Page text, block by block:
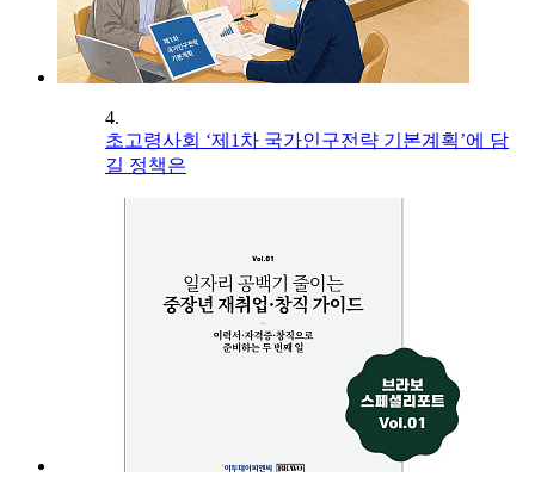
4.
초고령사회 ‘제1차 국가인구전략 기본계획’에 담
길 정책은